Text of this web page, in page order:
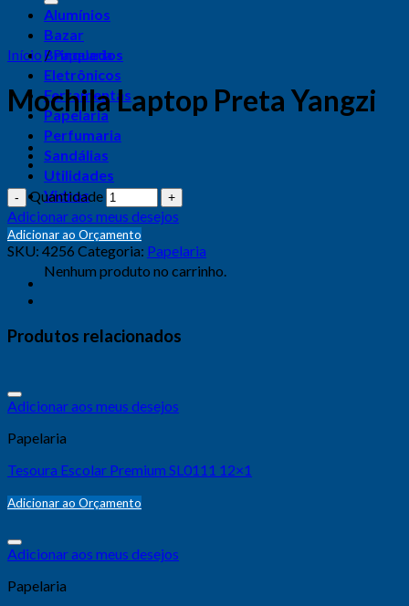
Alumínios
Bazar
Brinquedos
Eletrônicos
Ferramentas
Papelaria
Perfumaria
Sandálias
Utilidades
Vidros
Carrinho
Nenhum produto no carrinho.
Início / Papelaria
Mochila Laptop Preta Yangzi
Quantidade
Adicionar aos meus desejos
Adicionar ao Orçamento
SKU: 4256 Categoria: Papelaria
Produtos relacionados
Adicionar aos meus desejos
Papelaria
Tesoura Escolar Premium SL0111 12×1
Adicionar ao Orçamento
Adicionar aos meus desejos
Papelaria